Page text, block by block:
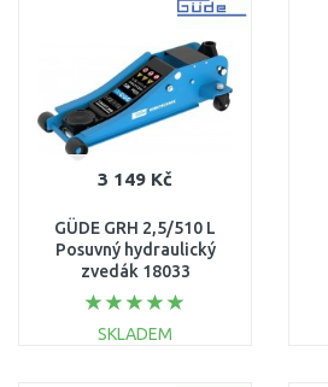
3 149 Kč
GÜDE GRH 2,5/510 L
Posuvný hydraulický
zvedák 18033
SKLADEM